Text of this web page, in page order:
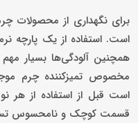
برای نگهداری از محصولات
است. استفاده از یک پارچه
همچنین آلودگی‌ها بسیار
مخصوص تمیزکننده چرم
است قبل از استفاده از هر
قسمت کوچک و نامحسوس